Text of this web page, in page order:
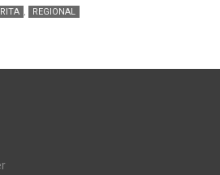
, REGIONAL